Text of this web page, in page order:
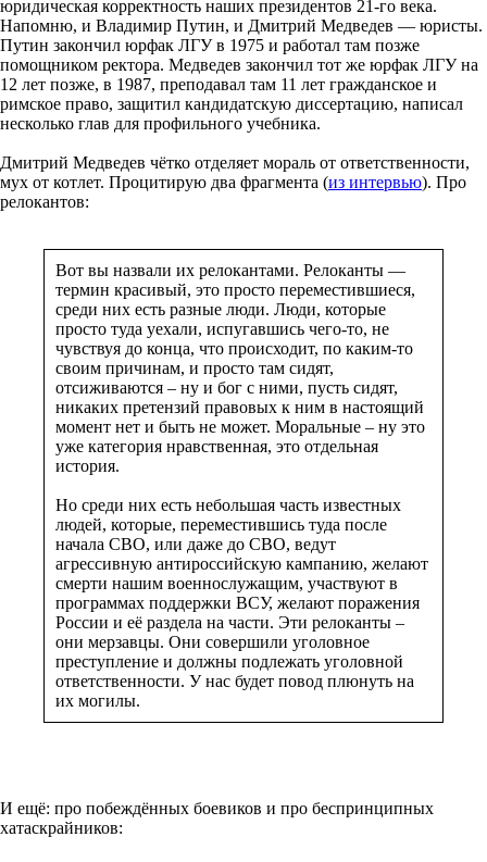
юридическая корректность наших президентов 21-го века.
Напомню, и Владимир Путин, и Дмитрий Медведев — юристы.
Путин закончил юрфак ЛГУ в 1975 и работал там позже
помощником ректора. Медведев закончил тот же юрфак ЛГУ на
12 лет позже, в 1987, преподавал там 11 лет гражданское и
римское право, защитил кандидатскую диссертацию, написал
несколько глав для профильного учебника.
Дмитрий Медведев чётко отделяет мораль от ответственности,
мух от котлет. Процитирую два фрагмента (из интервью). Про
релокантов:
Вот вы назвали их релокантами. Релоканты —
термин красивый, это просто переместившиеся,
среди них есть разные люди. Люди, которые
просто туда уехали, испугавшись чего-то, не
чувствуя до конца, что происходит, по каким-то
своим причинам, и просто там сидят,
отсиживаются – ну и бог с ними, пусть сидят,
никаких претензий правовых к ним в настоящий
момент нет и быть не может. Моральные – ну это
уже категория нравственная, это отдельная
история.
Но среди них есть небольшая часть известных
людей, которые, переместившись туда после
начала СВО, или даже до СВО, ведут
агрессивную антироссийскую кампанию, желают
смерти нашим военнослужащим, участвуют в
программах поддержки ВСУ, желают поражения
России и её раздела на части. Эти релоканты –
они мерзавцы. Они совершили уголовное
преступление и должны подлежать уголовной
ответственности. У нас будет повод плюнуть на
их могилы.
И ещё: про побеждённых боевиков и про беспринципных
хатаскрайников: